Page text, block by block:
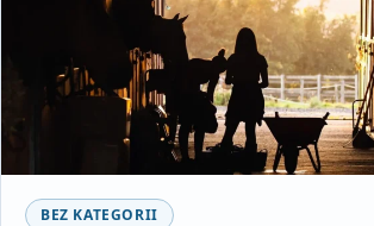
BEZ KATEGORII